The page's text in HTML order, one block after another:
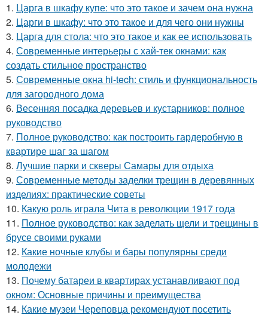
1. Царга в шкафу купе: что это такое и зачем она нужна
2. Царги в шкафу: что это такое и для чего они нужны
3. Царга для стола: что это такое и как ее использовать
4. Современные интерьеры с хай-тек окнами: как
создать стильное пространство
5. Современные окна hi-tech: стиль и функциональность
для загородного дома
6. Весенняя посадка деревьев и кустарников: полное
руководство
7. Полное руководство: как построить гардеробную в
квартире шаг за шагом
8. Лучшие парки и скверы Самары для отдыха
9. Современные методы заделки трещин в деревянных
изделиях: практические советы
10. Какую роль играла Чита в революции 1917 года
11. Полное руководство: как заделать щели и трещины в
брусе своими руками
12. Какие ночные клубы и бары популярны среди
молодежи
13. Почему батареи в квартирах устанавливают под
окном: Основные причины и преимущества
14. Какие музеи Череповца рекомендуют посетить